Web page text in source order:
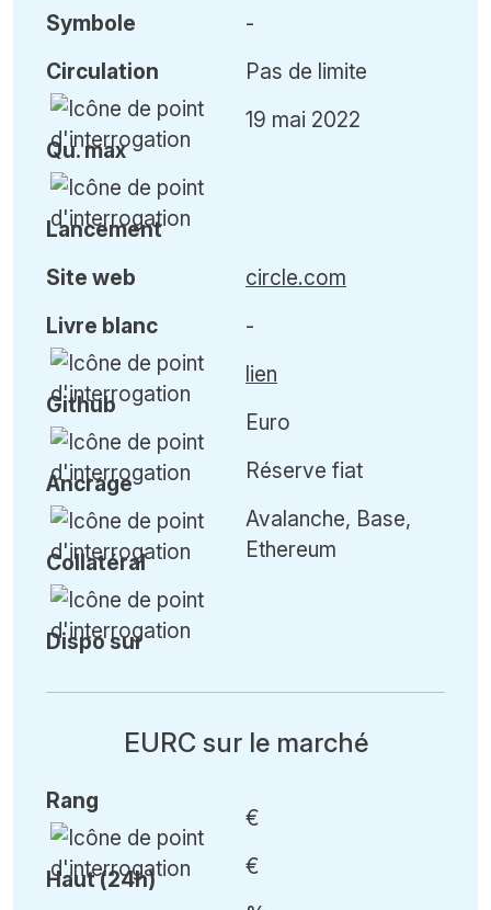
Symbole
Circulation
Qu.max
Lancement
-
Pas de limite
19 mai 2022
Site web
Livre blanc
Github
Ancrage
Collatéral
Dispo sur
circle.com
-
lien
Euro
Réserve fiat
Avalanche, Base,
Ethereum
EURC sur le marché
Rang
Haut (24h)
€
€